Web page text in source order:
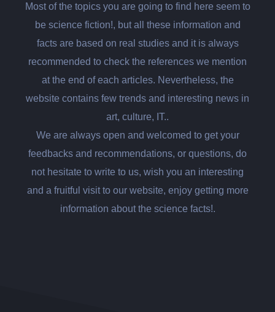
Most of the topics you are going to find here seem to
be science fiction!, but all these information and
facts are based on real studies and it is always
recommended to check the references we mention
at the end of each articles. Nevertheless, the
website contains few trends and interesting news in
art, culture, IT..
We are always open and welcomed to get your
feedbacks and recommendations, or questions, do
not hesitate to write to us, wish you an interesting
and a fruitful visit to our website, enjoy getting more
information about the science facts!.